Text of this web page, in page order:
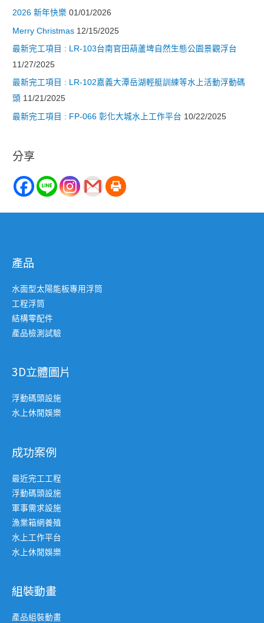
2026 新年快樂 01/01/2026
Merry Christmas 12/15/2025
最新完工項目 : LR-103台南官田葫蘆埤自然生態公園景觀浮台
11/27/2025
最新完工項目 : LR-102嘉義大潭岳湖輕艇訓練等水上活動浮動碼
頭 11/21/2025
最新完工項目 : FP-066 彰化大城水上工作平台 10/22/2025
分享
產品
水面型太陽能板專用浮筒
工程浮筒
結構零配件
產品檢測試驗
3D立體圖片
浮動碼頭設施
水上休閒娛樂
成功案例
最近完工工程
浮動碼頭設施
軍事需求設施
漁業箱網養殖
水上工作平台
水上休閒娛樂
組裝動畫
產品組裝動畫